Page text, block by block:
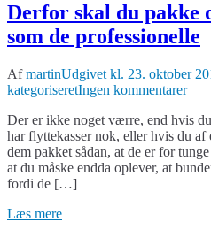
Derfor skal du pakke
som de professionelle
AfmartinUdgivet kl. 23. oktober
kategoriseretIngen kommentarertil
skal
du
dine
Der er ikke noget værre, end hvis
har flyttekasser nok, eller hvis du af
dem pakket sådan, at de er for
at du måske endda oplever, at
fordi de […]
Læs mere